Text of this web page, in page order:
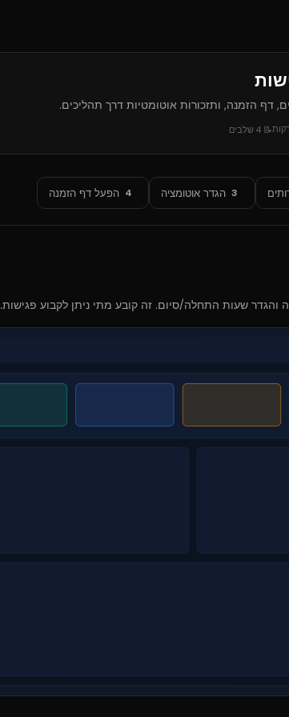
דף הזמנה, ותזכורות אוטומטיות דרך תהליכים.
📝
4 שלבים
3 הגדר אוטומציה 4 הפעל דף הזמנה
והגדר שעות התחלה/סיום. זה קובע מתי ניתן לקבוע פגישות.